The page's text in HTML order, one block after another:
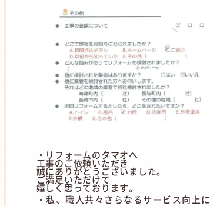
・リフォームのタマオへ
工事のご依頼いただき
誠にありがとうございました。
ご満足いただけて
嬉しく思っております。
・私、職人共々さらなるサービス向上に